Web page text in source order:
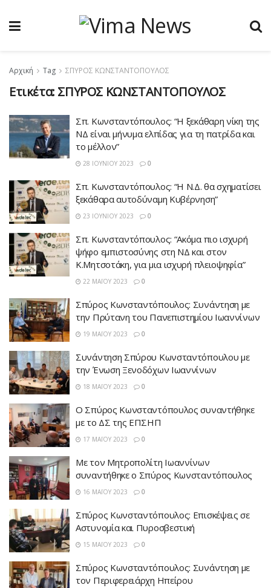
Αρχική Tag ΣΠΥΡΟΣ ΚΩΝΣΤΑΝΤΟΠΟΥΛΟΣ
Ετικέτα: ΣΠΥΡΟΣ ΚΩΝΣΤΑΝΤΟΠΟΥΛΟΣ
Σπ. Κωνσταντόπουλος: “Η ξεκάθαρη νίκη της
ΝΔ είναι μήνυμα ελπίδας για τη πατρίδα και
το μέλλον”
28 ΙΟΥΝΊΟΥ 2023 0
Σπ. Κωνσταντόπουλος: “Η Ν.Δ. θα σχηματίσει
ξεκάθαρα αυτοδύναμη Κυβέρνηση”
23 ΙΟΥΝΊΟΥ 2023 0
Σπ. Κωνσταντόπουλος: “Ακόμα πιο ισχυρή
ψήφο εμπιστοσύνης στη ΝΔ και στον
Κ.Μητσοτάκη, για μια ισχυρή πλειοψηφία”
22 ΜΑΪ́ΟΥ 2023 0
Σπύρος Κωνσταντόπουλος: Συνάντηση με
την Πρύτανη του Πανεπιστημίου Ιωαννίνων
19 ΜΑΪ́ΟΥ 2023 0
Συνάντηση Σπύρου Κωνσταντόπουλου με
την Ένωση Ξενοδόχων Ιωαννίνων
18 ΜΑΪ́ΟΥ 2023 0
O Σπύρος Κωνσταντόπουλος συναντήθηκε
με το ΔΣ της ΕΠΣΗΠ
17 ΜΑΪ́ΟΥ 2023 0
Με τον Μητροπολίτη Ιωαννίνων
συναντήθηκε ο Σπύρος Κωνσταντόπουλος
16 ΜΑΪ́ΟΥ 2023 0
Σπύρος Κωνσταντόπουλος: Επισκέψεις σε
Αστυνομία και Πυροσβεστική
15 ΜΑΪ́ΟΥ 2023 0
Σπύρος Κωνσταντόπουλος: Συνάντηση με
τον Περιφερειάρχη Ηπείρου